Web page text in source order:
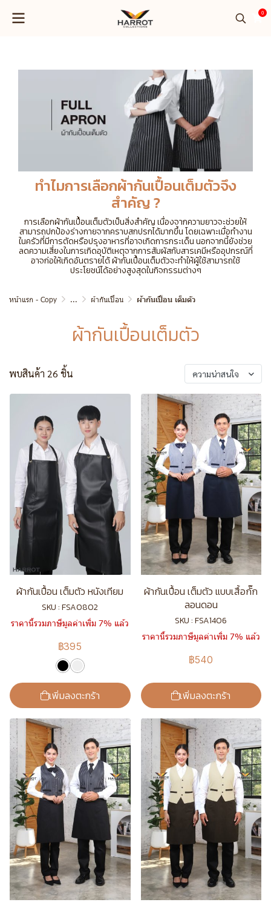
0
ทำไมการเลือกผ้ากันเปื้อนเต็มตัวจึง
สำคัญ ?
การเลือกผ้ากันเปื้อนเต็มตัวเป็นสิ่งสำคัญ เนื่องจากความยาวจะช่วยให้
สามารถปกป้องร่างกายจากคราบสกปรกได้มากขึ้น โดยเฉพาะเมื่อทำงาน
ในครัวที่มีการตัดหรือปรุงอาหารที่อาจเกิดการกระเด็น นอกจากนี้ยังช่วย
ลดความเสี่ยงในการเกิดอุบัติเหตุจากการสัมผัสกับสารเคมีหรืออุปกรณ์ที่
อาจก่อให้เกิดอันตรายได้ ผ้ากันเปื้อนเต็มตัวจะทำให้ผู้ใช้สามารถใช้
ประโยชน์ได้อย่างสูงสุดในกิจกรรมต่างๆ
หน้าแรก - Copy ... ผ้ากันเปื้อน ผ้ากันเปื้อน เต็มตัว
ผ้ากันเปื้อนเต็มตัว
พบสินค้า 26 ชิ้น ความน่าสนใจ
ผ้ากันเปื้อน เต็มตัว หนังเทียม
SKU : FSA0802
ราคานี้รวมภาษีมูลค่าเพิ่ม 7% แล้ว
฿395
เพิ่มลงตะกร้า
ผ้ากันเปื้อน เต็มตัว แบบเสื้อกั๊ก
ลอนดอน
SKU : FSA1406
ราคานี้รวมภาษีมูลค่าเพิ่ม 7% แล้ว
฿540
เพิ่มลงตะกร้า